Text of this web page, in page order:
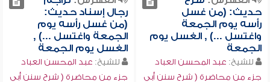
حديث: (من غسل
رأسه يوم الجمعة
واغتسل ...) , الغسل يوم
الجمعة
للشيخ: عبد المحسن العباد
جزء من محاضرة ( شرح سنن أبي
رجال إسناد حديث:
(من غسل رأسه يوم
الجمعة واغتسل ...) ,
الغسل يوم الجمعة
للشيخ: عبد المحسن العباد
جزء من محاضرة ( شرح سنن أبي